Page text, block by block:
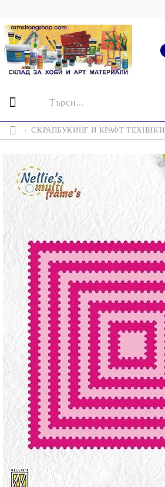
СКРАПБУКИНГ И КРАФТ ТЕХНИКИ